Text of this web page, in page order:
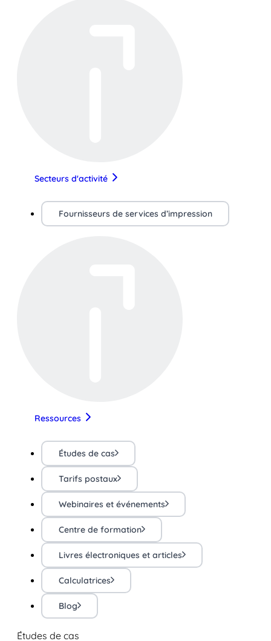
Secteurs d'activité
Fournisseurs de services d’impression
Ressources
Études de cas
Tarifs postaux
Webinaires et événements
Centre de formation
Livres électroniques et articles
Calculatrices
Blog
Études de cas